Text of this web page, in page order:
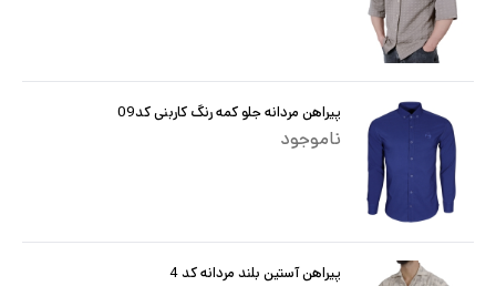
پیراهن مردانه جلو کمه رنگ کاربنی کد09
ناموجود
پیراهن آستین بلند مردانه کد 4